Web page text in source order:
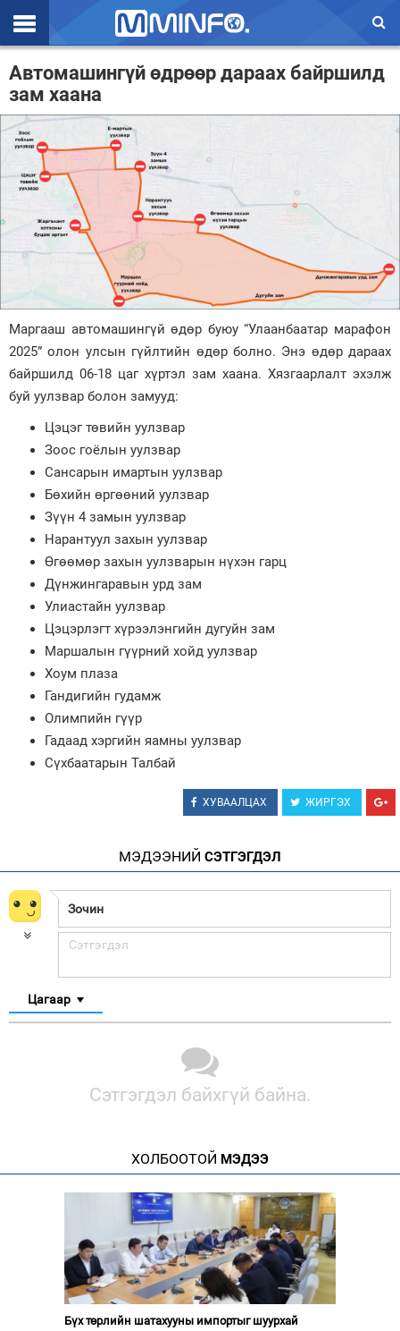
Эхлэл
Цаг агаар
Валют ханш
Улс төр
Эдийн засаг
Үзэл бодол
Дэлхий
Энтертайнмэнт
Зурхай
Автомашингүй өдрөөр дараах байршилд
зам хаана
Маргааш автомашингүй өдөр буюу “Улаанбаатар марафон
2025” олон улсын гүйлтийн өдөр болно. Энэ өдөр дараах
байршилд 06-18 цаг хүртэл зам хаана. Хязгаарлалт эхэлж
буй уулзвар болон замууд:
Цэцэг төвийн уулзвар
Зоос гоёлын уулзвар
Сансарын имартын уулзвар
Бөхийн өргөөний уулзвар
Зүүн 4 замын уулзвар
Нарантуул захын уулзвар
Өгөөмөр захын уулзварын нүхэн гарц
Дүнжингаравын урд зам
Улиастайн уулзвар
Цэцэрлэгт хүрээлэнгийн дугуйн зам
Маршалын гүүрний хойд уулзвар
Хоум плаза
Гандигийн гудамж
Олимпийн гүүр
Гадаад хэргийн яамны уулзвар
Сүхбаатарын Талбай
ХУВААЛЦАХ ЖИРГЭХ
МЭДЭЭНИЙ СЭТГЭГДЭЛ
Цагаар
Сэтгэгдэл байхгүй байна.
ХОЛБООТОЙ МЭДЭЭ
Бүх төрлийн шатахууны импортыг шуурхай